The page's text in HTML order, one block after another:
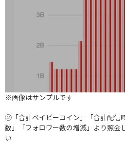
※画像はサンプルです
②「合計ベイビーコイン」「合計配信
数」「フォロワー数の増減」より照会
い